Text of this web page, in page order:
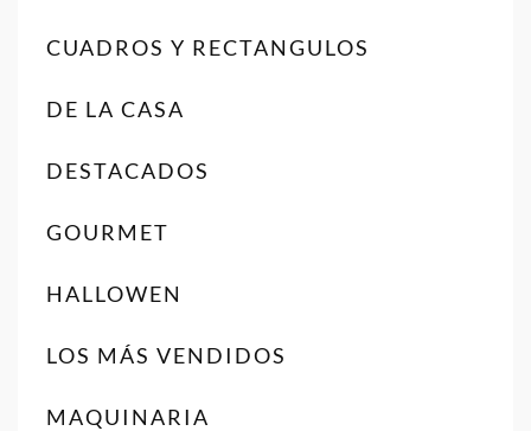
CUADROS Y RECTANGULOS
DE LA CASA
DESTACADOS
GOURMET
HALLOWEN
LOS MÁS VENDIDOS
MAQUINARIA